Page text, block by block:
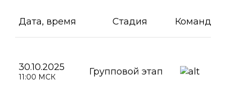
Дата, время Стадия Команда А
30.10.2025
11:00 МСК Групповой этап